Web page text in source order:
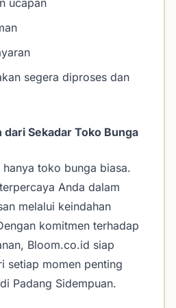
ucapan
segera diproses dan
Sekadar Toko Bunga
toko bunga biasa.
Anda dalam
melalui keindahan
komitmen terhadap
Bloom.co.id siap
setiap momen penting
Padang Sidempuan.